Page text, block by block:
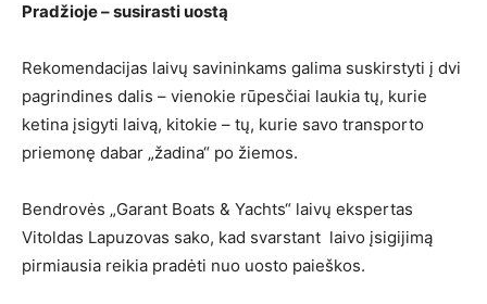
Pradžioje – susirasti uostą
Rekomendacijas laivų savininkams galima suskirstyti į dvi
pagrindines dalis – vienokie rūpesčiai laukia tų, kurie
ketina įsigyti laivą, kitokie – tų, kurie savo transporto
priemonę dabar „žadina“ po žiemos.
Bendrovės „Garant Boats & Yachts“ laivų ekspertas
Vitoldas Lapuzovas sako, kad svarstant laivo įsigijimą
pirmiausia reikia pradėti nuo uosto paieškos.